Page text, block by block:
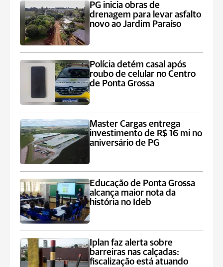
PG inicia obras de
drenagem para levar asfalto
novo ao Jardim Paraíso
Polícia detém casal após
roubo de celular no Centro
de Ponta Grossa
Master Cargas entrega
investimento de R$ 16 mi no
aniversário de PG
Educação de Ponta Grossa
alcança maior nota da
história no Ideb
Iplan faz alerta sobre
barreiras nas calçadas:
fiscalização está atuando